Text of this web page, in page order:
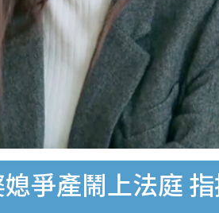
媳爭產鬧上法庭